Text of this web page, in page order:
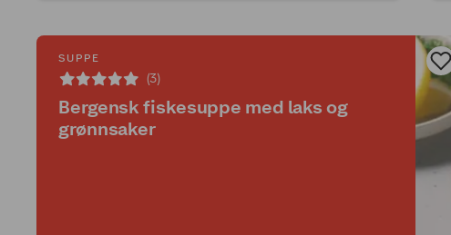
SUPPE
(3)
Bergensk fiskesuppe med laks og
grønnsaker